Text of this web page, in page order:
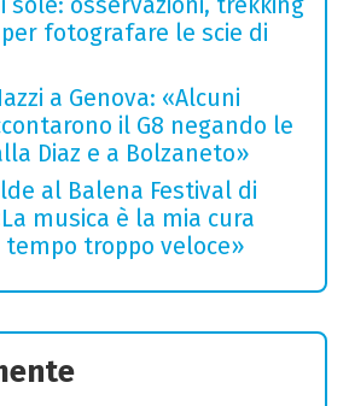
sole: osservazioni, trekking
fotografare le scie di
a Genova: «Alcuni
il G8 negando le
Diaz e a Bolzaneto»
al Balena Festival di
musica è la mia cura
troppo veloce»